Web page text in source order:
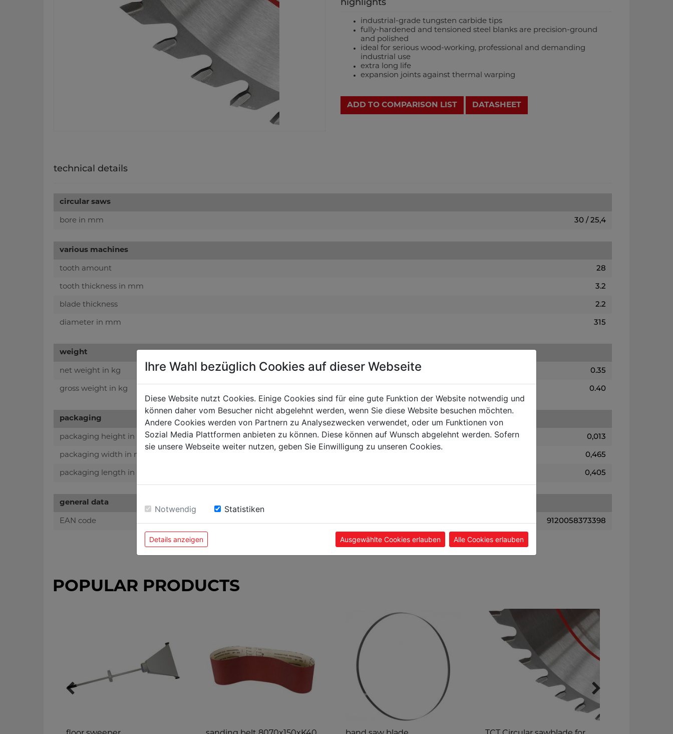
industrial-grade tungsten carbide tips
fully-hardened and tensioned steel blanks are precision-ground
and polished
ideal for serious wood-working, professional and demanding
industrial use
extra long life
expansion joints against thermal warping
ADD TO COMPARISON LIST DATASHEET
technical details
circular saws
bore in mm 30 / 25,4
various machines
tooth amount 28
tooth thickness in mm 3.2
blade thickness 2.2
diameter in mm 315
weight
net weight in kg 0.35
gross weight in kg 0.40
packaging
packaging height in mm 0,013
packaging width in mm 0,465
packaging length in mm 0,405
general data
EAN code 9120058373398
POPULAR PRODUCTS
Ihre Wahl bezüglich Cookies auf dieser Webseite
Diese Website nutzt Cookies. Einige Cookies sind für eine gute Funktion der Website notwendig und
können daher vom Besucher nicht abgelehnt werden, wenn Sie diese Website besuchen möchten.
Andere Cookies werden von Partnern zu Analysezwecken verwendet, oder um Funktionen von
Sozial Media Plattformen anbieten zu können. Diese können auf Wunsch abgelehnt werden. Sofern
sie unsere Webseite weiter nutzen, geben Sie Einwilligung zu unseren Cookies.
Notwendig Statistiken
Details anzeigen Ausgewählte Cookies erlauben Alle Cookies erlauben